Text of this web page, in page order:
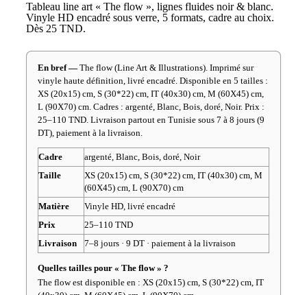
Tableau line art « The flow », lignes fluides noir & blanc.
Vinyle HD encadré sous verre, 5 formats, cadre au choix.
Dès 25 TND.
En bref — The flow (Line Art & Illustrations). Imprimé sur
vinyle haute définition, livré encadré. Disponible en 5 tailles :
XS (20x15) cm, S (30*22) cm, IT (40x30) cm, M (60X45) cm,
L (90X70) cm. Cadres : argenté, Blanc, Bois, doré, Noir. Prix :
25–110 TND. Livraison partout en Tunisie sous 7 à 8 jours (9
DT), paiement à la livraison.
Cadre
argenté, Blanc, Bois, doré, Noir
Taille
XS (20x15) cm, S (30*22) cm, IT (40x30) cm, M
(60X45) cm, L (90X70) cm
Matière
Vinyle HD, livré encadré
Prix
25–110 TND
Livraison
7–8 jours · 9 DT · paiement à la livraison
Quelles tailles pour « The flow » ?
The flow est disponible en : XS (20x15) cm, S (30*22) cm, IT